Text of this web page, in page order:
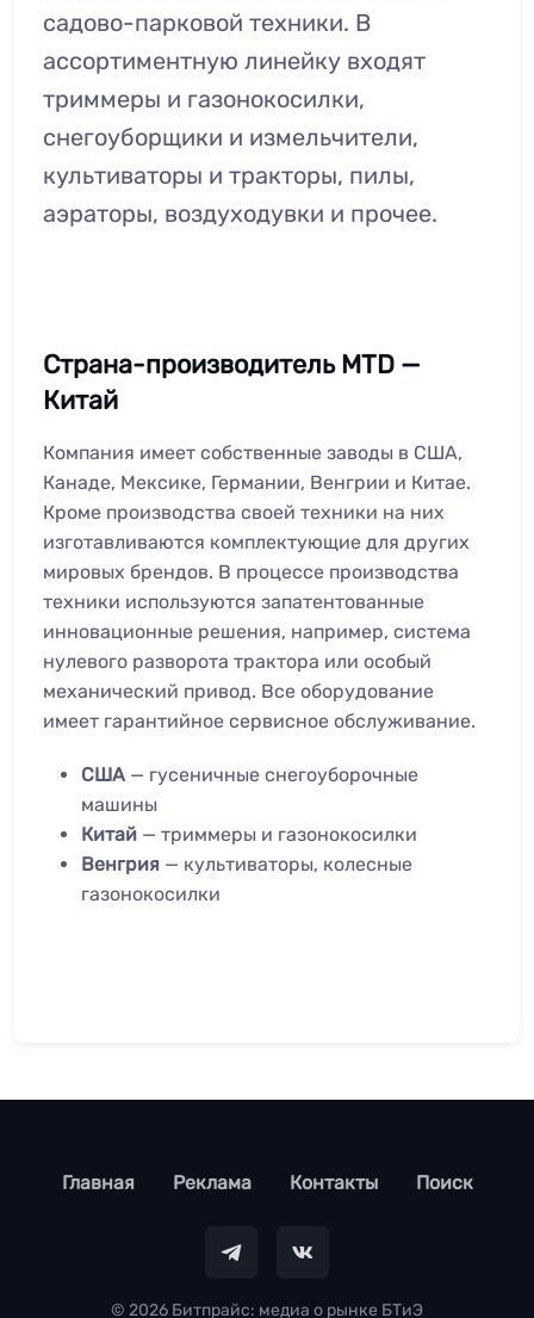
садово-парковой техники. В
ассортиментную линейку входят
триммеры и газонокосилки,
снегоуборщики и измельчители,
культиваторы и тракторы, пилы,
аэраторы, воздуходувки и прочее.
Страна-производитель MTD —
Китай
Компания имеет собственные заводы в США,
Канаде, Мексике, Германии, Венгрии и Китае.
Кроме производства своей техники на них
изготавливаются комплектующие для других
мировых брендов. В процессе производства
техники используются запатентованные
инновационные решения, например, система
нулевого разворота трактора или особый
механический привод. Все оборудование
имеет гарантийное сервисное обслуживание.
США — гусеничные снегоуборочные
машины
Китай — триммеры и газонокосилки
Венгрия — культиваторы, колесные
газонокосилки
footer
Главная Реклама Контакты Поиск
© 2026 Битпрайс: медиа о рынке БТиЭ